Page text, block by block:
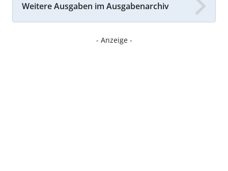
Weitere Ausgaben im Ausgabenarchiv
- Anzeige -